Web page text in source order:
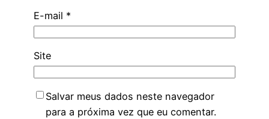
E-mail *
Site
Salvar meus dados neste navegador
para a próxima vez que eu comentar.